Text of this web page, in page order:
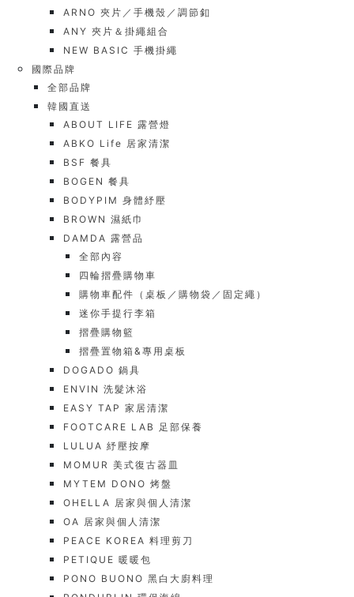
ARNO 夾片／手機殼／調節釦
ANY 夾片＆掛繩組合
NEW BASIC 手機掛繩
國際品牌
全部品牌
韓國直送
ABOUT LIFE 露營燈
ABKO Life 居家清潔
BSF 餐具
BOGEN 餐具
BODYPIM 身體紓壓
BROWN 濕紙巾
DAMDA 露營品
全部內容
四輪摺疊購物車
購物車配件（桌板／購物袋／固定繩）
迷你手提行李箱
摺疊購物籃
摺疊置物箱&專用桌板
DOGADO 鍋具
ENVIN 洗髮沐浴
EASY TAP 家居清潔
FOOTCARE LAB 足部保養
LULUA 紓壓按摩
MOMUR 美式復古器皿
MYTEM DONO 烤盤
OHELLA 居家與個人清潔
OA 居家與個人清潔
PEACE KOREA 料理剪刀
PETIQUE 暖暖包
PONO BUONO 黑白大廚料理